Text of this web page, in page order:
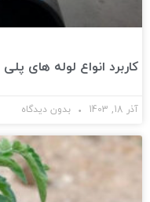
کاربرد انواع لوله های
آذر 18, 1403 بدون دیدگاه